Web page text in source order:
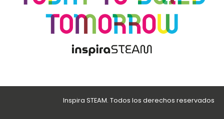
Inspira STEAM. Todos los derechos reservados